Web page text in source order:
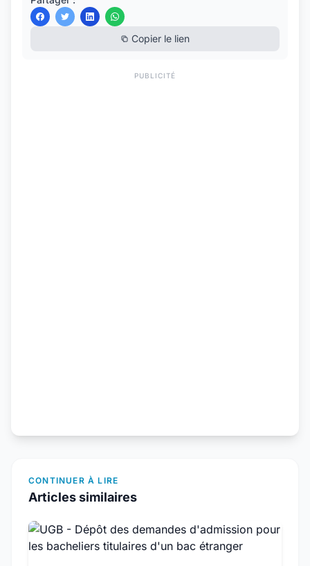
Copier le lien
PUBLICITÉ
CONTINUER À LIRE
Articles similaires